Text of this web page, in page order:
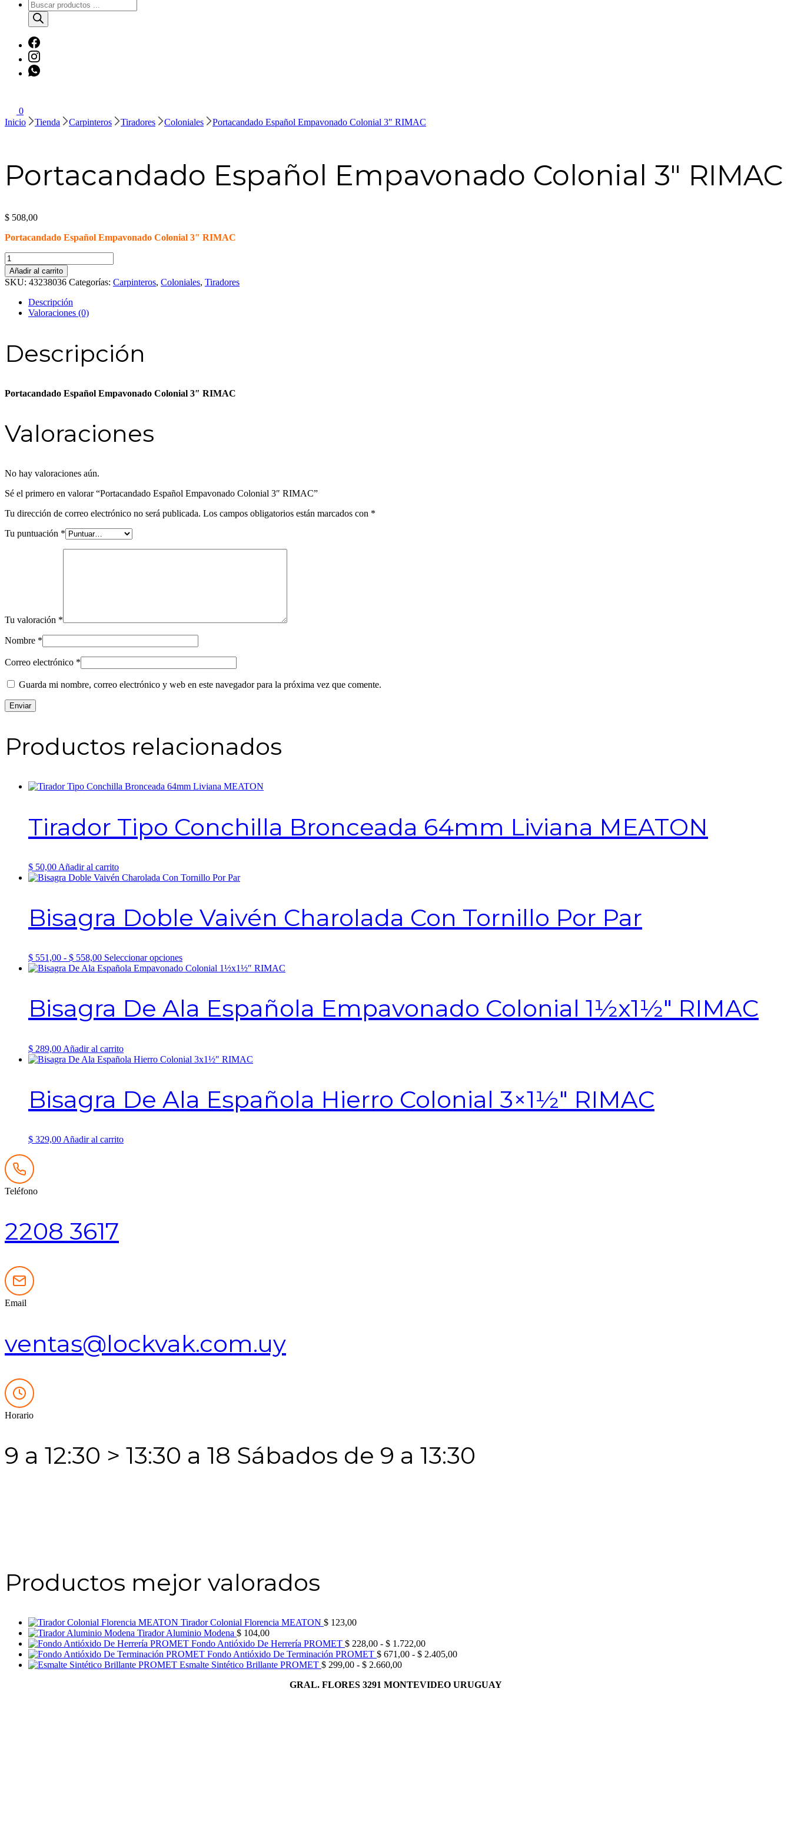
Búsqueda
de
productos
0
Inicio
Tienda Carpinteros Tiradores Coloniales Portacandado Español Empavonado Colonial 3″ RIMAC
Portacandado Español Empavonado Colonial 3″ RIMAC
$ 508,00
Portacandado Español Empavonado Colonial 3″ RIMAC
Portacandado
Español
Empavonado
Colonial
RIMAC
cantidad
Añadir al carrito
SKU: 43238036 Categorías: Carpinteros, Coloniales, Tiradores
Descripción
Valoraciones (0)
Descripción
Portacandado Español Empavonado Colonial 3″ RIMAC
Valoraciones
No hay valoraciones aún.
Sé el primero en valorar “Portacandado Español Empavonado Colonial 3″ RIMAC”
Tu dirección de correo electrónico no será publicada. Los campos obligatorios están marcados con *
Tu puntuación *
Tu valoración *
Nombre *
Correo electrónico *
Guarda mi nombre, correo electrónico y web en este navegador para la próxima vez que comente.
Productos relacionados
Tirador Tipo Conchilla Bronceada 64mm Liviana MEATON
$ 50,00 Añadir al carrito
Bisagra Doble Vaivén Charolada Con Tornillo Por Par
$ 551,00 - $ 558,00Rango
de
$ 551,00
hasta
$ 558,00
Seleccionar opcionesEste
producto
variantes.
Las
opciones
en
de
producto
Bisagra De Ala Española Empavonado Colonial 1½x1½″ RIMAC
$ 289,00 Añadir al carrito
Bisagra De Ala Española Hierro Colonial 3×1½″ RIMAC
$ 329,00 Añadir al carrito
Teléfono
2208 3617
Email
ventas@lockvak.com.uy
Horario
9 a 12:30 > 13:30 a 18 Sábados de 9 a 13:30
Productos mejor valorados
Tirador Colonial Florencia MEATON $ 123,00
Tirador Aluminio Modena $ 104,00
Fondo Antióxido De Herrería PROMET $ 228,00 - $ 1.722,00Rango
de
$ 228,00
Fondo Antióxido De Terminación PROMET $ 671,00 - $ 2.405,00Rango
desde
Esmalte Sintético Brillante PROMET $ 299,00 - $ 2.660,00Rango
precios:
GRAL. FLORES 3291 MONTEVIDEO URUGUAY